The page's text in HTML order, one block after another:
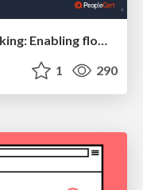
DevOps and Value Stream Thinking: Enabling flow, efficiency and business value
1 290